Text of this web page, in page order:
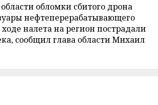
обломки сбитого дрона
нефтеперерабатывающего
ходе налета на регион пострадали
сообщил глава области Михаил